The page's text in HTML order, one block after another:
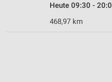
Heute 09:30 -
468,97 km